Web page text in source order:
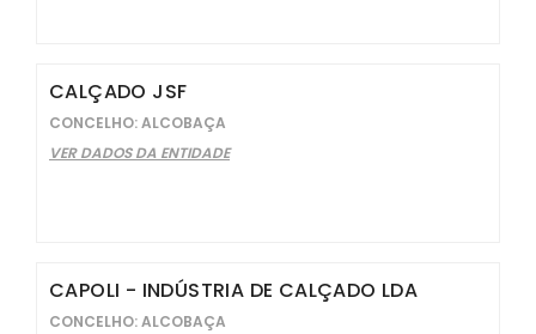
CALÇADO JSF
CONCELHO: ALCOBAÇA
VER DADOS DA ENTIDADE
CAPOLI - INDÚSTRIA DE CALÇADO LDA
CONCELHO: ALCOBAÇA